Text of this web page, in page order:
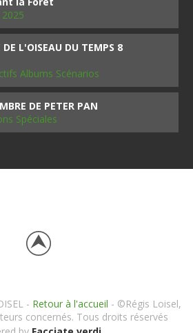
L'OISEAU DU TEMPS 8
Albums Scénarios
DE PETER PAN
Spéciales
- Retour à l'accueil - ©Régis Loisel,
concernés. Tous droits réservés